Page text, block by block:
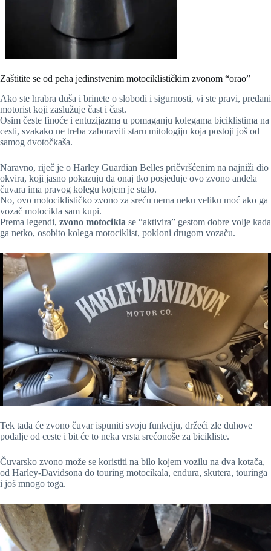
Zaštitite se od peha jedinstvenim motociklističkim zvonom “orao”
Ako ste hrabra duša i brinete o slobodi i sigurnosti, vi ste pravi, predani
motorist koji zaslužuje čast i čast.
Osim česte finoće i entuzijazma u pomaganju kolegama biciklistima na
cesti, svakako ne treba zaboraviti staru mitologiju koja postoji još od
samog dvotočkaša.
Naravno, riječ je o Harley Guardian Belles pričvršćenim na najniži dio
okvira, koji jasno pokazuju da onaj tko posjeduje ovo zvono anđela
čuvara ima pravog kolegu kojem je stalo.
No, ovo motociklističko zvono za sreću nema neku veliku moć ako ga
vozač motocikla sam kupi.
Prema legendi, zvono motocikla se “aktivira” gestom dobre volje kada
ga netko, osobito kolega motociklist, pokloni drugom vozaču.
Tek tada će zvono čuvar ispuniti svoju funkciju, držeći zle duhove
podalje od ceste i bit će to neka vrsta srećonoše za bicikliste.
Čuvarsko zvono može se koristiti na bilo kojem vozilu na dva kotača,
od Harley-Davidsona do touring motocikala, endura, skutera, touringa
i još mnogo toga.